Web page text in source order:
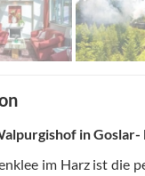
in Goslar-
im Harz ist die